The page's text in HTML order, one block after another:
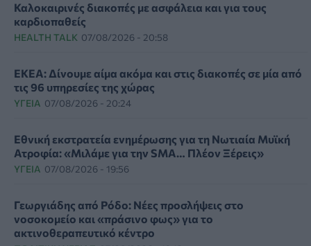
Καλοκαιρινές διακοπές με ασφάλεια και για τους
καρδιοπαθείς
HEALTH TALK 07/08/2026 - 20:58
ΕΚΕΑ: Δίνουμε αίμα ακόμα και στις διακοπές σε μία από
τις 96 υπηρεσίες της χώρας
ΥΓΕΊΑ 07/08/2026 - 20:24
Εθνική εκστρατεία ενημέρωσης για τη Νωτιαία Μυϊκή
Ατροφία: «Μιλάμε για την SMA… Πλέον Ξέρεις»
ΥΓΕΊΑ 07/08/2026 - 19:56
Γεωργιάδης από Ρόδο: Νέες προσλήψεις στο
νοσοκομείο και «πράσινο φως» για το
ακτινοθεραπευτικό κέντρο